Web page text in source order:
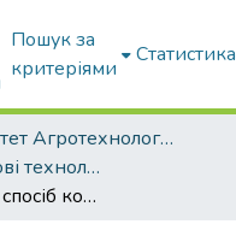
Пошук за
критеріями
Статистика
Факультет Агротехнологій та екології
Кафедра Харчові технологіі та готельно-ресторанна справа
Прогресивний спосіб консервування плодоовочевих соків за низьких температур